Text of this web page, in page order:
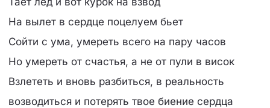
На вылет в сердце поцелуем бьет
Сойти с ума, умереть всего на пару часов
Но умереть от счастья, а не от пули в висок
Взлететь и вновь разбиться, в реальность
возводиться и потерять твое биение сердца